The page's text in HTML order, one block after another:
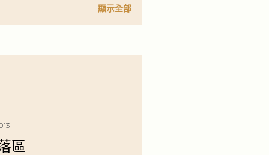
顯示全部
區